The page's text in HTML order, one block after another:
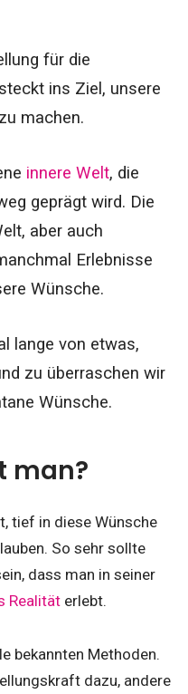
für die
ins Ziel, unsere
machen.
innere Welt, die
geprägt wird. Die
aber auch
Erlebnisse
Wünsche.
lange von etwas,
zu überraschen wir
Wünsche.
man?
tief in diese Wünsche
So sehr sollte
dass man in seiner
Realität erlebt.
bekannten Methoden.
dazu, andere